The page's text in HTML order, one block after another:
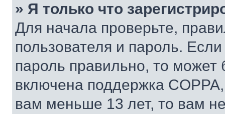
» Я только что
Для начала проверьте,
пользователя и пароль.
пароль правильно, то может
включена поддержка
вам меньше 13 лет, то вам